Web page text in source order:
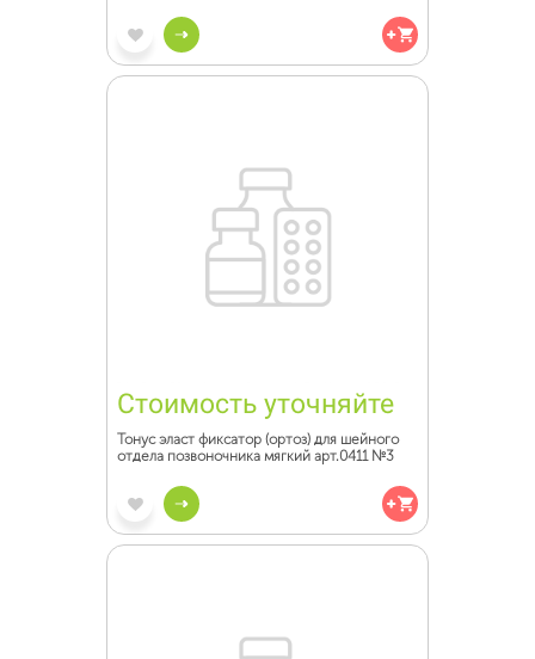
Стоимость уточняйте
Тонус эласт фиксатор (ортоз) для шейного
отдела позвоночника мягкий арт.0411 №3